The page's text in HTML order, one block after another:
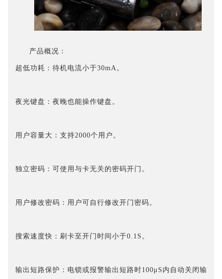
产品概况：
超低功耗：待机电流小于30mA。
夜光键盘：夜晚也能操作键盘。
用户容量大：支持2000个用户。
独立密码：可使用与卡无关的密码开门。
用户修改密码：用户可自行修改开门密码。
搜索速度快：刷卡至开门时间小于0.1S。
输出短路保护：电锁或报警输出短路时100μS内自动关闭输